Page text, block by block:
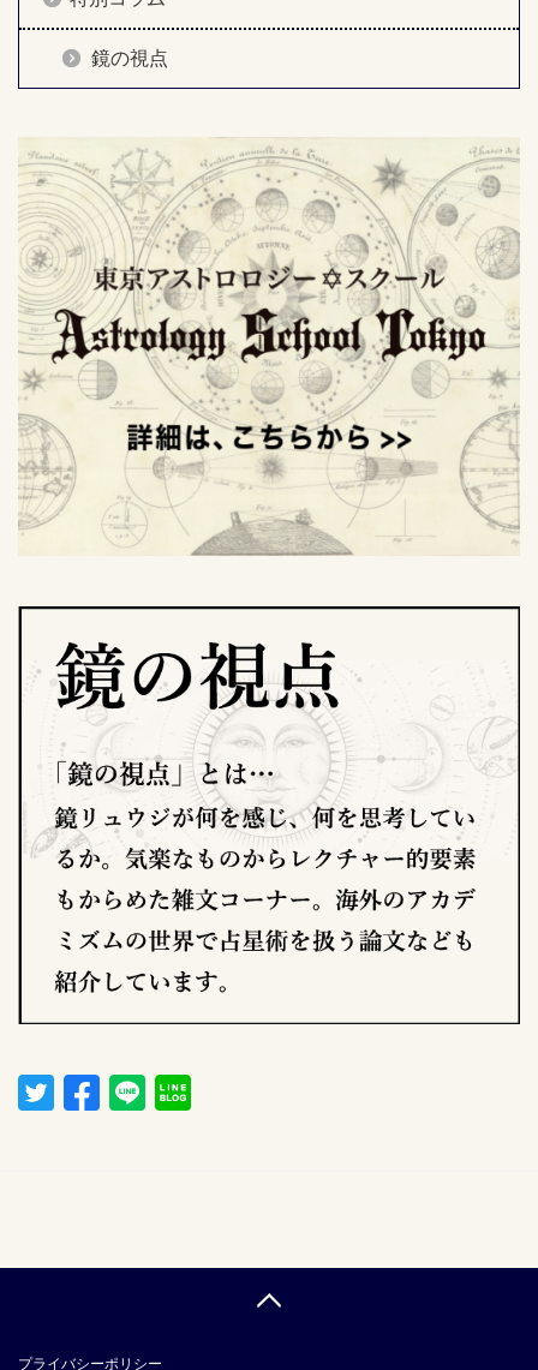
鏡の視点
プライバシーポリシー